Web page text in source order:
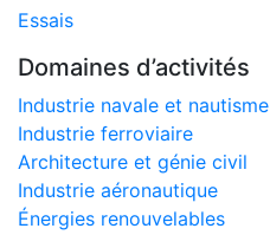
Essais
Domaines d’activités
Industrie navale et nautisme
Industrie ferroviaire
Architecture et génie civil
Industrie aéronautique
Énergies renouvelables